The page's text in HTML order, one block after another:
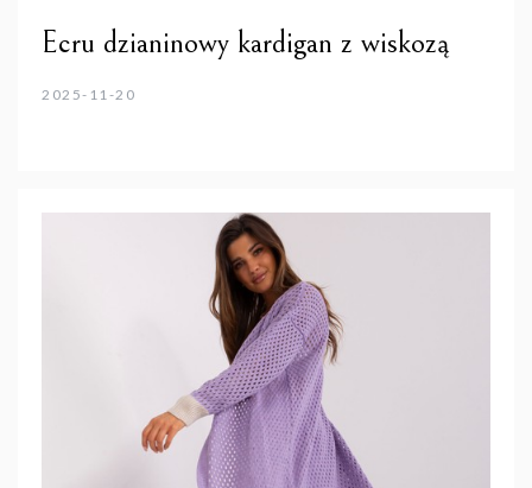
Ecru dzianinowy kardigan z wiskozą
2025-11-20